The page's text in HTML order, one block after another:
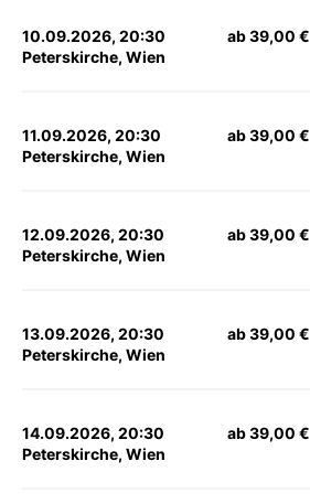
10.09.2026, 20:30
Peterskirche, Wien
ab 39,00 €
11.09.2026, 20:30
Peterskirche, Wien
ab 39,00 €
12.09.2026, 20:30
Peterskirche, Wien
ab 39,00 €
13.09.2026, 20:30
Peterskirche, Wien
ab 39,00 €
14.09.2026, 20:30
Peterskirche, Wien
ab 39,00 €